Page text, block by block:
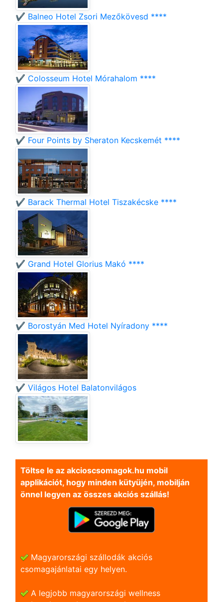
✔️ Balneo Hotel Zsori Mezőkövesd ****
✔️ Colosseum Hotel Mórahalom ****
✔️ Four Points by Sheraton Kecskemét ****
✔️ Barack Thermal Hotel Tiszakécske ****
✔️ Grand Hotel Glorius Makó ****
✔️ Borostyán Med Hotel Nyíradony ****
✔️ Világos Hotel Balatonvilágos
Töltse le az akcioscsomagok.hu mobil
applikációt, hogy minden kütyüjén, mobilján
önnel legyen az összes akciós szállás!
Magyarországi szállodák akciós
csomagajánlatai egy helyen.
A legjobb magyarországi wellness